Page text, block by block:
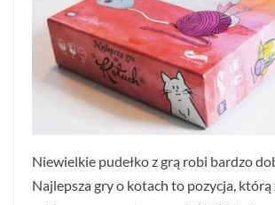
Niewielkie pudełko z grą robi bardzo
Najlepsza gry o kotach to pozycja, którą